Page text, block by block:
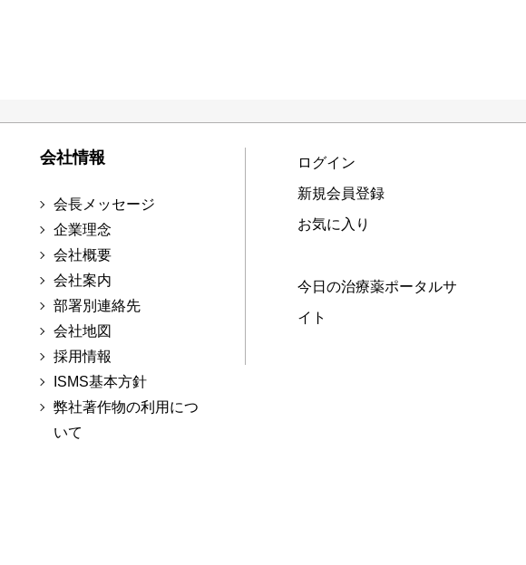
会社情報
会長メッセージ
企業理念
会社概要
会社案内
部署別連絡先
会社地図
採用情報
ISMS基本方針
弊社著作物の利用につ
いて
ログイン
新規会員登録
お気に入り
今日の治療薬ポータルサ
イト